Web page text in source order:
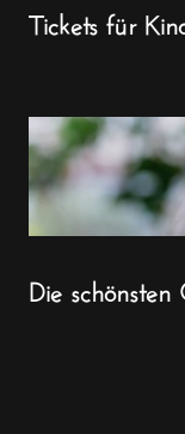
Tickets für
Die